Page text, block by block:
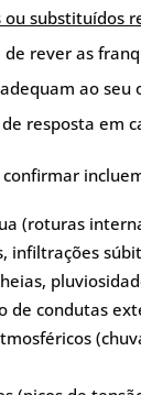
ou substituídos
de rever as
ao seu
resposta em
(roturas
infiltrações
de condutas